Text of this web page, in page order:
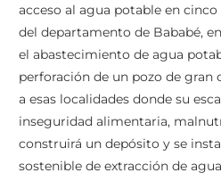
acceso al agua potable en
del departamento de Bababé,
el abastecimiento de agua
perforación de un pozo de gran
a esas localidades donde su
inseguridad alimentaria,
construirá un depósito y se
sostenible de extracción de